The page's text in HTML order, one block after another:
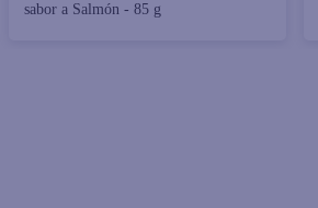
sabor a Salmón - 85 g